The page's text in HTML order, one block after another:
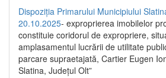
Dispoziția Primarului Municipiului
20.10.2025- exproprierea imobilelor
constituie coridorul de expropriere,
amplasamentul lucrării de utilitate
parcare supraetajată, Cartier Eugen
Slatina, Județul Olt”